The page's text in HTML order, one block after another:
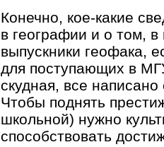
Конечно, кое-какие
в географии и о том, в
выпускники геофака,
для поступающих в
скудная, все
Чтобы поднять
школьной) нужно
способствовать